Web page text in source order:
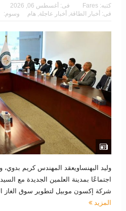
كتبه: Fares فى: أغسطس 06, 2026
فى: أخبار الطاقة, أخبار عاجلة, هام وسوم:
وليد البهنساويعقد المهندس كريم بدوي،
اجتماعًا بمدينة العلمين الجديدة مع
شركة إكسون موبيل لتطوير سوق الغاز
المزيد